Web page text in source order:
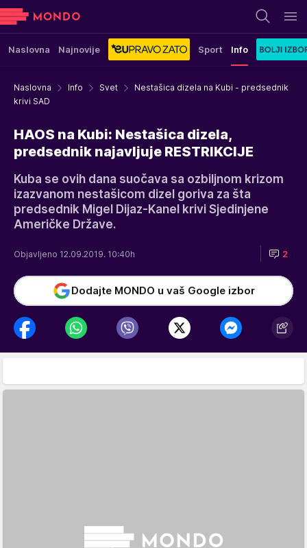
Naslovna Najnovije Sport Info
Naslovna Info Svet
Nestašica dizela na Kubi - predsednik
krivi SAD
HAOS na Kubi: Nestašica dizela,
predsednik najavljuje RESTRIKCIJE
Kuba se ovih dana suočava sa ozbiljnom krizom
izazvanom nestašicom dizel goriva za šta
predsednik Migel Dijaz-Kanel krivi Sjedinjene
Američke Države.
Objavljeno 12.09.2019. 10:40h 2
Dodajte MONDO u vaš Google izbor